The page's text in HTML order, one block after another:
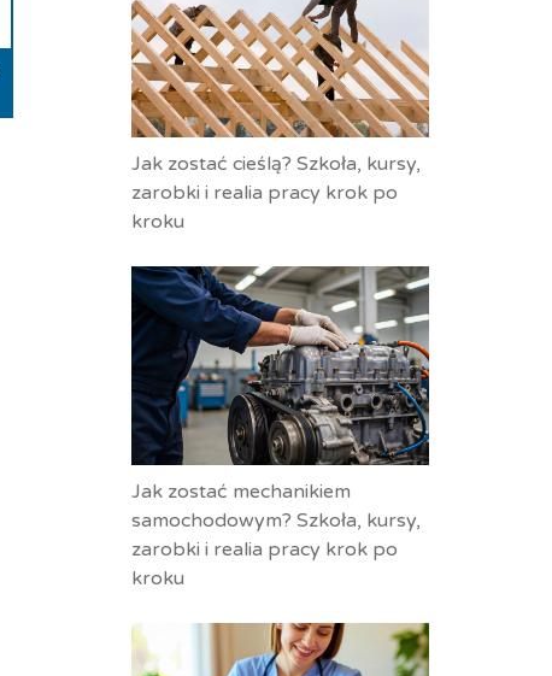
Jak zostać cieślą? Szkoła, kursy,
zarobki i realia pracy krok po
kroku
Jak zostać mechanikiem
samochodowym? Szkoła, kursy,
zarobki i realia pracy krok po
kroku